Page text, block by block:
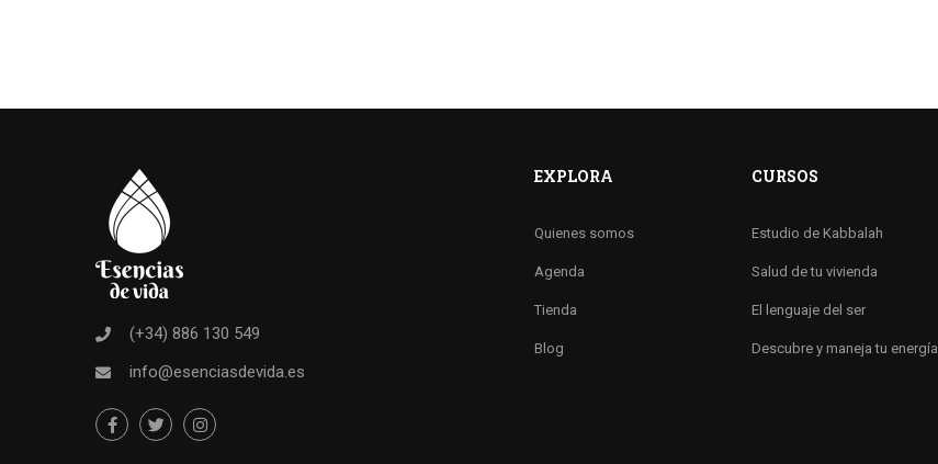
(+34) 886 130 549
info@esenciasdevida.es
EXPLORA
Quienes somos
Agenda
Tienda
Blog
CURSOS
Estudio de Kabbalah
Salud de tu vivienda
El lenguaje del ser
Descubre y maneja tu energía